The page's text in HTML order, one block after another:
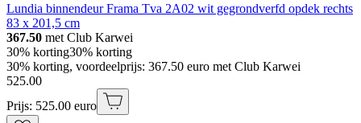
Lundia binnendeur Frama Tva 2A02 wit gegrondverfd opdek rechts
83 x 201,5 cm
367.50 met Club Karwei
30% korting30% korting
30% korting, voordeelprijs: 367.50 euro met Club Karwei
525.00
Prijs: 525.00 euro